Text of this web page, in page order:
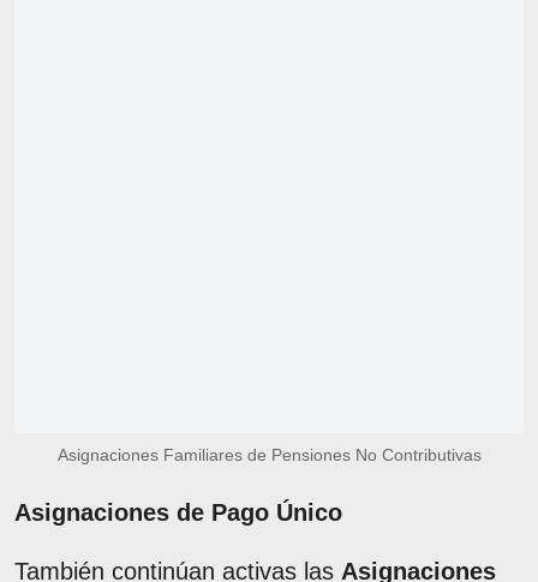
Asignaciones Familiares de Pensiones No Contributivas
Asignaciones de Pago Único
También continúan activas las Asignaciones